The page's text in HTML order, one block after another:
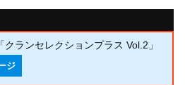
クランセレクションプラス Vol.2」
ジ